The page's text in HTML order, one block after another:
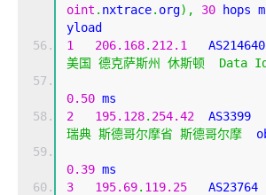
oint . nxtrace. org), 30 hops
yload
1
206.168. 212.1
美国
德克萨斯州 休斯顿 Data
0.50 ms
2
195.128. 254.42
瑞典 斯德哥尔摩省 斯德哥尔摩
0.39 ms
3
195.69. 119.25
   AS23764